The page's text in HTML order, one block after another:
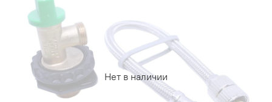
Нет в наличии